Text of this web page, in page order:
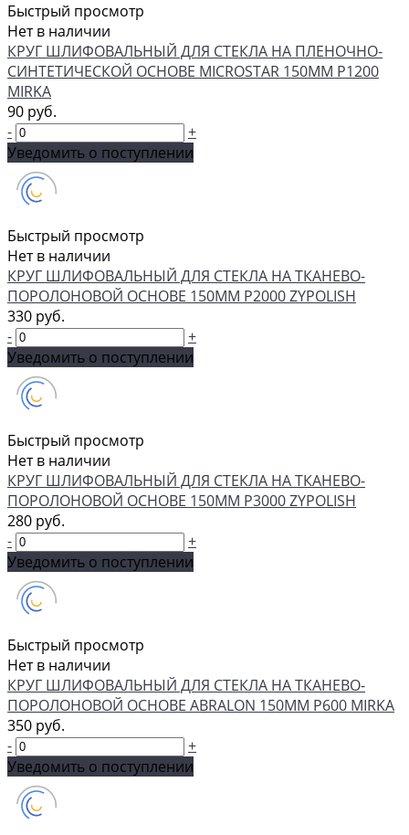
Быстрый просмотр
Нет в наличии
КРУГ ШЛИФОВАЛЬНЫЙ ДЛЯ СТЕКЛА НА ПЛЕНОЧНО-
СИНТЕТИЧЕСКОЙ ОСНОВЕ MICROSTAR 150ММ Р1200
MIRKA
90 руб.
-
+
Уведомить о поступлении
Быстрый просмотр
Нет в наличии
КРУГ ШЛИФОВАЛЬНЫЙ ДЛЯ СТЕКЛА НА ТКАНЕВО-
ПОРОЛОНОВОЙ ОСНОВЕ 150ММ P2000 ZYPOLISH
330 руб.
-
+
Уведомить о поступлении
Быстрый просмотр
Нет в наличии
КРУГ ШЛИФОВАЛЬНЫЙ ДЛЯ СТЕКЛА НА ТКАНЕВО-
ПОРОЛОНОВОЙ ОСНОВЕ 150ММ P3000 ZYPOLISH
280 руб.
-
+
Уведомить о поступлении
Быстрый просмотр
Нет в наличии
КРУГ ШЛИФОВАЛЬНЫЙ ДЛЯ СТЕКЛА НА ТКАНЕВО-
ПОРОЛОНОВОЙ ОСНОВЕ ABRALON 150ММ P600 MIRKA
350 руб.
-
+
Уведомить о поступлении